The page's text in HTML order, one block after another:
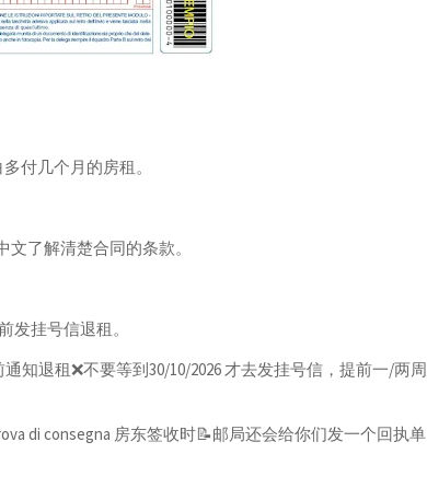
付几个月的房租。
了解清楚合同的条款。
发挂号信退租。
知退租❌不要等到30/10/2026 才去发挂号信，提前一/两周
di consegna 房东签收时📝邮局还会给你们发一个回执单